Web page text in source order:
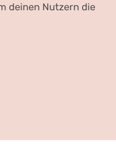
deinen Nutzern die